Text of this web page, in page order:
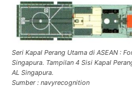
Seri Kapal Perang Utama di ASEAN :
Singapura. Tampilan 4 Sisi Kapal
AL Singapura.
Sumber : navyrecognition